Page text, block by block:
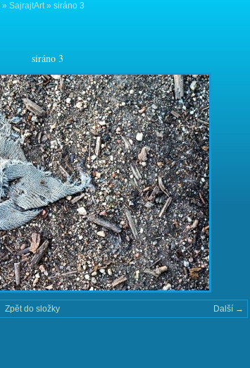
» SajrajtArt» siráno 3
siráno 3
Další →
Zpět do složky